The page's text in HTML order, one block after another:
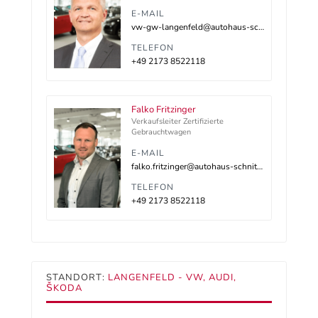
E-MAIL
vw-gw-langenfeld@autohaus-schnitzler.dealerdesk.de
TELEFON
+49 2173 8522118
Falko Fritzinger
Verkaufsleiter Zertifizierte
Gebrauchtwagen
E-MAIL
falko.fritzinger@autohaus-schnitzler.de
TELEFON
+49 2173 8522118
STANDORT: LANGENFELD - VW, AUDI,
ŠKODA